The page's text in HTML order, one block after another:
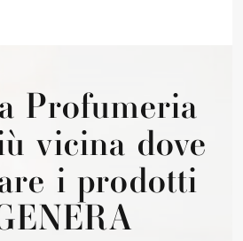
Profumeria
vicina dove
i prodotti